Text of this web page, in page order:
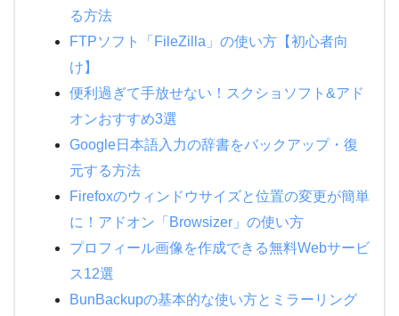
る方法
FTPソフト「FileZilla」の使い方【初心者向
け】
便利過ぎて手放せない！スクショソフト&アド
オンおすすめ3選
Google日本語入力の辞書をバックアップ・復
元する方法
Firefoxのウィンドウサイズと位置の変更が簡単
に！アドオン「Browsizer」の使い方
プロフィール画像を作成できる無料Webサービ
ス12選
BunBackupの基本的な使い方とミラーリング